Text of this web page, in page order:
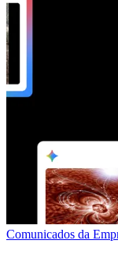
Comunicados da